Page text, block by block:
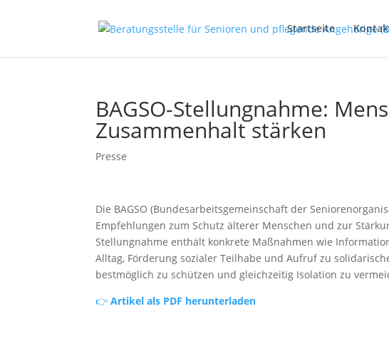
Startseite
BAGSO-Stellungnahme:
Zusammenhalt stärken
Presse
Die BAGSO (Bundesarbeitsgemeinschaft der
Empfehlungen zum Schutz älterer Menschen und zur
Stellungnahme enthält konkrete Maßnahmen wie
Alltag, Förderung sozialer Teilhabe und Aufruf zu
bestmöglich zu schützen und gleichzeitig Isolation zu
👉Artikel als PDF herunterladen